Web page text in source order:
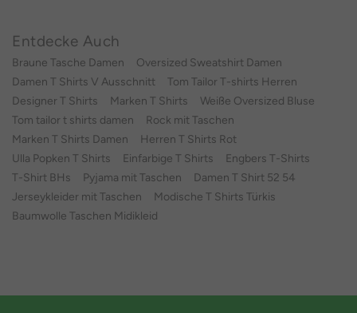
Entdecke Auch
Braune Tasche Damen
Oversized Sweatshirt Damen
Damen T Shirts V Ausschnitt
Tom Tailor T-shirts Herren
Designer T Shirts
Marken T Shirts
Weiße Oversized Bluse
Tom tailor t shirts damen
Rock mit Taschen
Marken T Shirts Damen
Herren T Shirts Rot
Ulla Popken T Shirts
Einfarbige T Shirts
Engbers T-Shirts
T-Shirt BHs
Pyjama mit Taschen
Damen T Shirt 52 54
Jerseykleider mit Taschen
Modische T Shirts Türkis
Baumwolle Taschen Midikleid